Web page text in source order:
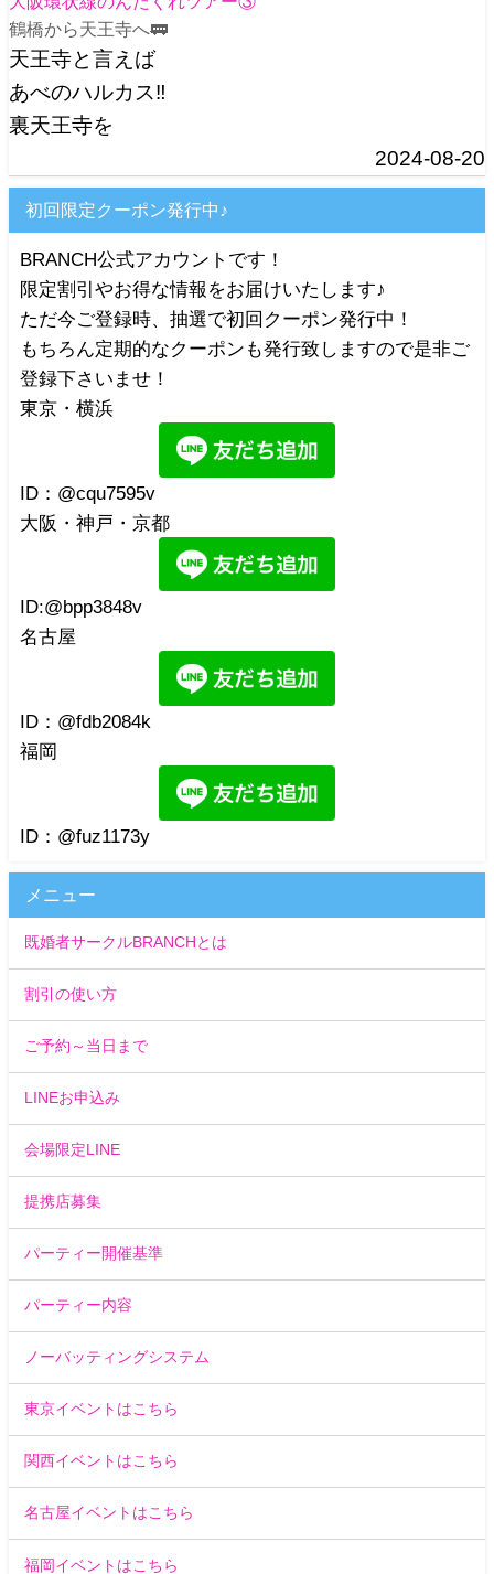
鶴橋から天王寺へ🚃
天王寺と言えば
あべのハルカス‼️
裏天王寺を
2024-08-20
初回限定クーポン発行中♪
BRANCH公式アカウントです！
限定割引やお得な情報をお届けいたします♪
ただ今ご登録時、抽選で初回クーポン発行中！
もちろん定期的なクーポンも発行致しますので是非ご
登録下さいませ！
東京・横浜
ID：@cqu7595v
大阪・神戸・京都
ID:@bpp3848v
名古屋
ID：@fdb2084k
福岡
ID：@fuz1173y
メニュー
既婚者サークルBRANCHとは
割引の使い方
ご予約～当日まで
LINEお申込み
会場限定LINE
提携店募集
パーティー開催基準
パーティー内容
ノーバッティングシステム
東京イベントはこちら
関西イベントはこちら
名古屋イベントはこちら
福岡イベントはこちら